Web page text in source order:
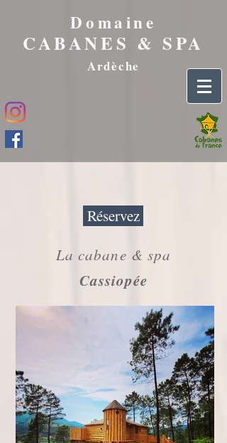
Domaine
CABANES & SPA
Ardèche
Réservez
La cabane & spa
Cassiopée